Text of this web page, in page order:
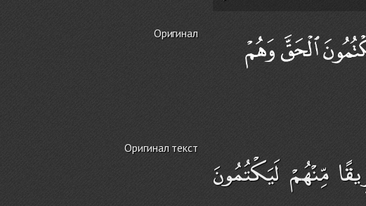
Оригинал
Оригинал текст
مِّنْهُمْ لَيَكْتُمُونَ